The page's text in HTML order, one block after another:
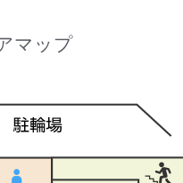
マップ